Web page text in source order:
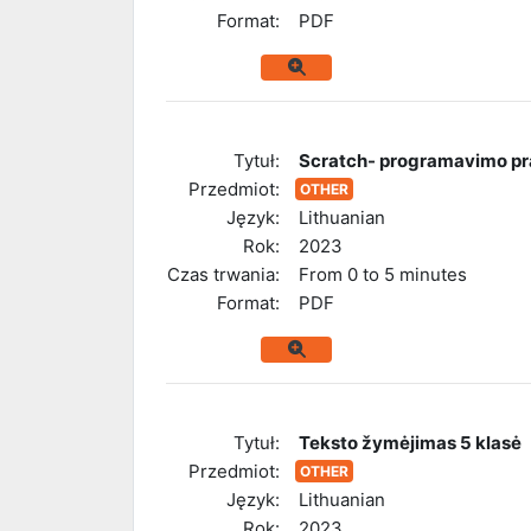
Format:
PDF
Tytuł:
Scratch- programavimo
Przedmiot:
OTHER
Język:
Lithuanian
Rok:
2023
Czas trwania:
From 0 to 5 minutes
Format:
PDF
Tytuł:
Teksto žymėjimas 5 klasė
Przedmiot:
OTHER
Język:
Lithuanian